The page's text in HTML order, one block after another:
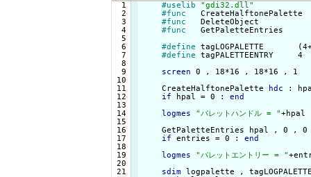
  1
  2
  3
  4
  5
  6
  7
  8
  9
10
11
12
13
14
15
16
17
18
19
20
21
#uselib
"gdi32.dll"
#func
#func
#func
#define
tagLOGPALETTE
#define
tagPALETTEENTRY     4
screen
0 , 18*16 , 18*16 , 1
    CreateHalftonePalette
hdc
:
if
hpal = 0 : end
logmes
"パレットハンドル = "+hpal
GetPaletteEntries hpal , 0 ,
if
entries = 0 : end
logmes
"パレットエントリー = "
sdim logpalette ,